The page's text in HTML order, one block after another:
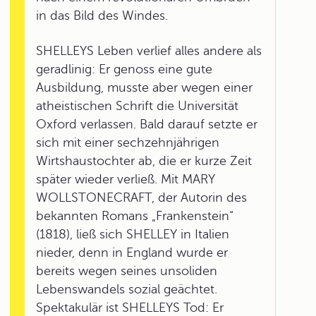
in das Bild des Windes.
SHELLEYS Leben verlief alles andere als
geradlinig: Er genoss eine gute
Ausbildung, musste aber wegen einer
atheistischen Schrift die Universität
Oxford verlassen. Bald darauf setzte er
sich mit einer sechzehnjährigen
Wirtshaustochter ab, die er kurze Zeit
später wieder verließ. Mit MARY
WOLLSTONECRAFT, der Autorin des
bekannten Romans „Frankenstein“
(1818), ließ sich SHELLEY in Italien
nieder, denn in England wurde er
bereits wegen seines unsoliden
Lebenswandels sozial geächtet.
Spektakulär ist SHELLEYS Tod: Er